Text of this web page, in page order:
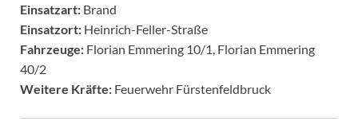
Einsatzart: Brand
Einsatzort: Heinrich-Feller-Straße
Fahrzeuge: Florian Emmering 10/1, Florian Emmering
40/2
Weitere Kräfte: Feuerwehr Fürstenfeldbruck